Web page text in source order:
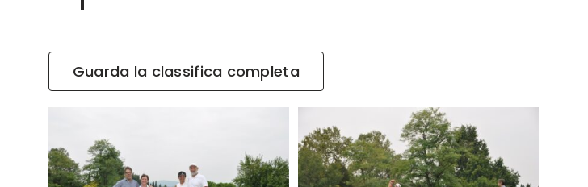
Guarda la classifica completa